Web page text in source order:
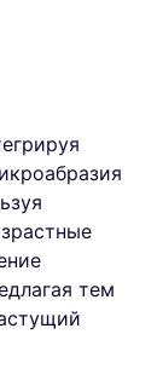
тем